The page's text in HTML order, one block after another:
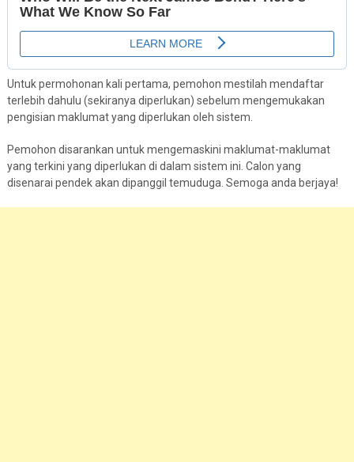
Untuk permohonan kali pertama, pemohon mestilah mendaftar
terlebih dahulu (sekiranya diperlukan) sebelum mengemukakan
pengisian maklumat yang diperlukan oleh sistem.
Pemohon disarankan untuk mengemaskini maklumat-maklumat
yang terkini yang diperlukan di dalam sistem ini. Calon yang
disenarai pendek akan dipanggil temuduga. Semoga anda berjaya!